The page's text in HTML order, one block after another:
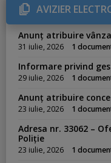
r
i
e
s
AVIZIER
Anunț atribuire
31 iulie, 2026 1
Informare privind
29 iulie, 2026 1
Anunț atribuire
23 iulie, 2026 1
Adresa nr. 33062 –
Poliție
23 iulie, 2026 1